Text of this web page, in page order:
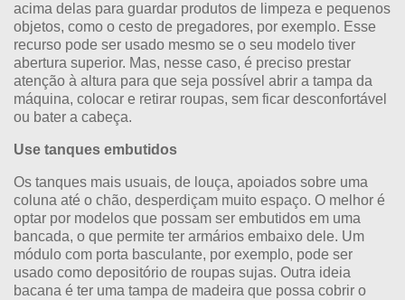
acima delas para guardar produtos de limpeza e pequenos
objetos, como o cesto de pregadores, por exemplo. Esse
recurso pode ser usado mesmo se o seu modelo tiver
abertura superior. Mas, nesse caso, é preciso prestar
atenção à altura para que seja possível abrir a tampa da
máquina, colocar e retirar roupas, sem ficar desconfortável
ou bater a cabeça.
Use tanques embutidos
Os tanques mais usuais, de louça, apoiados sobre uma
coluna até o chão, desperdiçam muito espaço. O melhor é
optar por modelos que possam ser embutidos em uma
bancada, o que permite ter armários embaixo dele. Um
módulo com porta basculante, por exemplo, pode ser
usado como depositório de roupas sujas. Outra ideia
bacana é ter uma tampa de madeira que possa cobrir o